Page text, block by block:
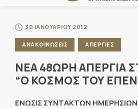
30 ΙΑΝΟΥΑΡΙΟΥ 2012
ΑΝΑΚΟΙΝΩΣΕΙΣ ΑΠΕΡΓΙΕΣ
ΝΕΑ 48ΩΡΗ ΑΠΕΡΓΙΑ
“Ο ΚΟΣΜΟΣ ΤΟΥ
ΕΝΩΣΙΣ ΣΥΝΤΑΚΤΩΝ